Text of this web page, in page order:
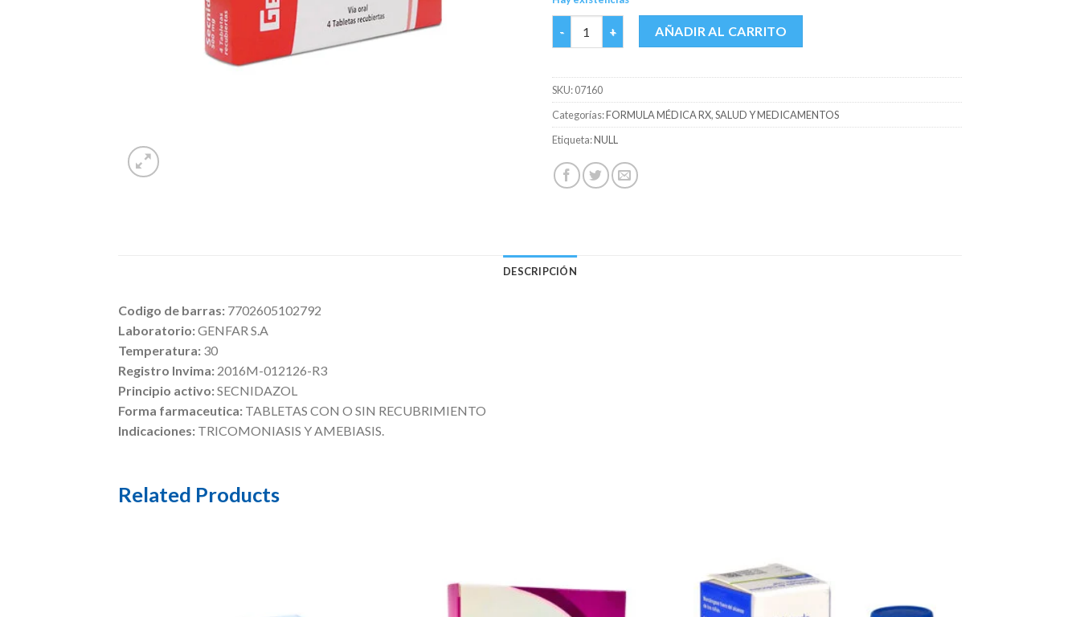
SECNIDAZOL 500 MG GENFAR CAJA X 4 TABS cantidad
AÑADIR AL CARRITO
SKU:07160
Categorías:FORMULA MÉDICA RX,SALUD Y MEDICAMENTOS
Etiqueta:NULL
DESCRIPCIÓN
Codigo de barras: 7702605102792
Laboratorio:GENFAR S.A
Temperatura: 30
Registro Invima: 2016M-012126-R3
Principio activo:SECNIDAZOL
Forma farmaceutica: TABLETAS CON O SIN RECUBRIMIENTO
Indicaciones: TRICOMONIASIS Y AMEBIASIS.
Related Products